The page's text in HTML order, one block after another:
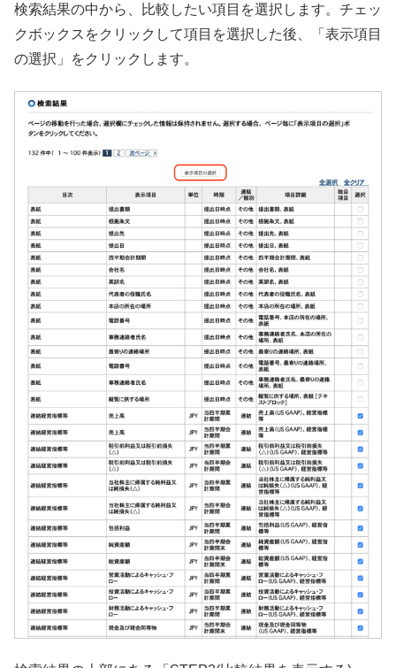
検索結果の中から、比較したい項目を選択します。チェッ
クボックスをクリックして項目を選択した後、「表示項目
の選択」をクリックします。